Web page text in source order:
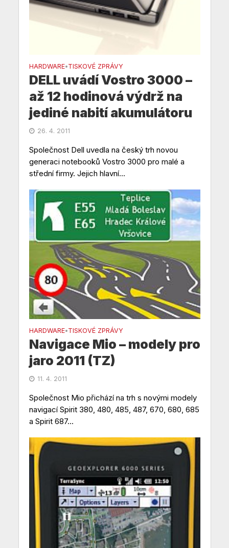
HARDWARE•TISKOVÉ ZPRÁVY
DELL uvádí Vostro 3000 –
až 12 hodinová výdrž na
jediné nabití akumulátoru
26. 4. 2011
Společnost Dell uvedla na český trh novou
generaci notebooků Vostro 3000 pro malé a
střední firmy. Jejich hlavní...
HARDWARE•TISKOVÉ ZPRÁVY
Navigace Mio – modely pro
jaro 2011 (TZ)
11. 4. 2011
Společnost Mio přichází na trh s novými modely
navigací Spirit 380, 480, 485, 487, 670, 680, 685
a Spirit 687...